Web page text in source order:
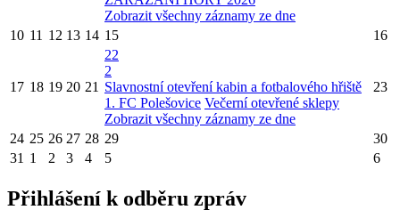
Zobrazit všechny záznamy ze dne
10 11 12 13 14 15 16
17 18 19 20 21
22
2
Slavnostní otevření kabin a fotbalového hřiště
1. FC Polešovice Večerní otevřené sklepy
Zobrazit všechny záznamy ze dne
23
24 25 26 27 28 29
30
31 1 2 3 4 5 6
Přihlášení k odběru zpráv